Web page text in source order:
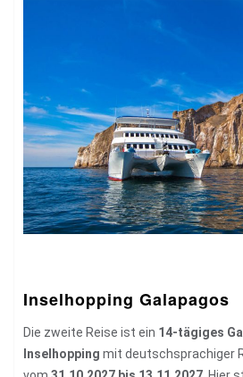
Inselhopping Galapagos
Die zweite Reise ist ein 14-tägiges
Inselhopping mit deutschsprachiger